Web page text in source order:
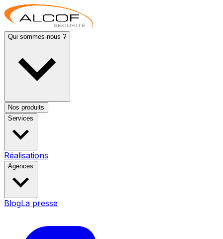
Qui sommes-nous ?
Nos produits
Services
Réalisations
Agences
BlogLa presse